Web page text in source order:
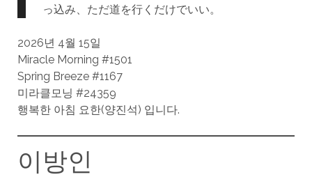
っ込み、ただ道を行くだけでいい。
2026년 4월 15일
Miracle Morning #1501
Spring Breeze #1167
미라클모닝 #24359
행복한 아침 요한(양진석) 입니다.
이방인